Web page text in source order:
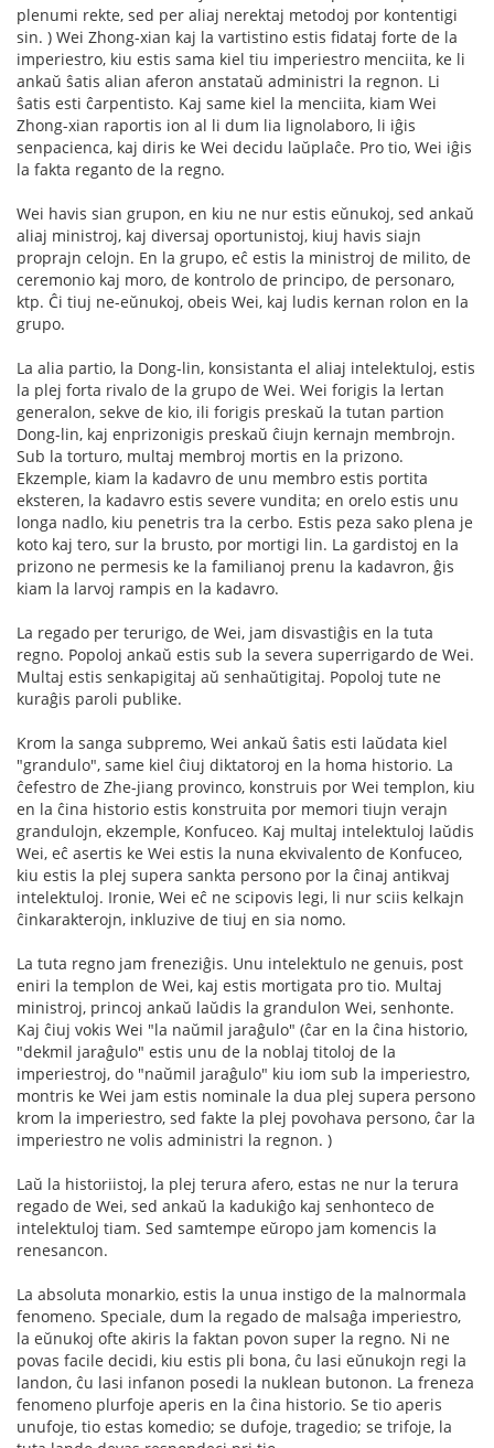
plenumi rekte, sed per aliaj nerektaj metodoj por kontentigi
sin. ) Wei Zhong-xian kaj la vartistino estis fidataj forte de la
imperiestro, kiu estis sama kiel tiu imperiestro menciita, ke li
ankaŭ ŝatis alian aferon anstataŭ administri la regnon. Li
ŝatis esti ĉarpentisto. Kaj same kiel la menciita, kiam Wei
Zhong-xian raportis ion al li dum lia lignolaboro, li iĝis
senpacienca, kaj diris ke Wei decidu laŭplaĉe. Pro tio, Wei iĝis
la fakta reganto de la regno.
Wei havis sian grupon, en kiu ne nur estis eŭnukoj, sed ankaŭ
aliaj ministroj, kaj diversaj oportunistoj, kiuj havis siajn
proprajn celojn. En la grupo, eĉ estis la ministroj de milito, de
ceremonio kaj moro, de kontrolo de principo, de personaro,
ktp. Ĉi tiuj ne-eŭnukoj, obeis Wei, kaj ludis kernan rolon en la
grupo.
La alia partio, la Dong-lin, konsistanta el aliaj intelektuloj, estis
la plej forta rivalo de la grupo de Wei. Wei forigis la lertan
generalon, sekve de kio, ili forigis preskaŭ la tutan partion
Dong-lin, kaj enprizonigis preskaŭ ĉiujn kernajn membrojn.
Sub la torturo, multaj membroj mortis en la prizono.
Ekzemple, kiam la kadavro de unu membro estis portita
eksteren, la kadavro estis severe vundita; en orelo estis unu
longa nadlo, kiu penetris tra la cerbo. Estis peza sako plena je
koto kaj tero, sur la brusto, por mortigi lin. La gardistoj en la
prizono ne permesis ke la familianoj prenu la kadavron, ĝis
kiam la larvoj rampis en la kadavro.
La regado per terurigo, de Wei, jam disvastiĝis en la tuta
regno. Popoloj ankaŭ estis sub la severa superrigardo de Wei.
Multaj estis senkapigitaj aŭ senhaŭtigitaj. Popoloj tute ne
kuraĝis paroli publike.
Krom la sanga subpremo, Wei ankaŭ ŝatis esti laŭdata kiel
"grandulo", same kiel ĉiuj diktatoroj en la homa historio. La
ĉefestro de Zhe-jiang provinco, konstruis por Wei templon, kiu
en la ĉina historio estis konstruita por memori tiujn verajn
grandulojn, ekzemple, Konfuceo. Kaj multaj intelektuloj laŭdis
Wei, eĉ asertis ke Wei estis la nuna ekvivalento de Konfuceo,
kiu estis la plej supera sankta persono por la ĉinaj antikvaj
intelektuloj. Ironie, Wei eĉ ne scipovis legi, li nur sciis kelkajn
ĉinkarakterojn, inkluzive de tiuj en sia nomo.
La tuta regno jam freneziĝis. Unu intelektulo ne genuis, post
eniri la templon de Wei, kaj estis mortigata pro tio. Multaj
ministroj, princoj ankaŭ laŭdis la grandulon Wei, senhonte.
Kaj ĉiuj vokis Wei "la naŭmil jaraĝulo" (ĉar en la ĉina historio,
"dekmil jaraĝulo" estis unu de la noblaj titoloj de la
imperiestroj, do "naŭmil jaraĝulo" kiu iom sub la imperiestro,
montris ke Wei jam estis nominale la dua plej supera persono
krom la imperiestro, sed fakte la plej povohava persono, ĉar la
imperiestro ne volis administri la regnon. )
Laŭ la historiistoj, la plej terura afero, estas ne nur la terura
regado de Wei, sed ankaŭ la kadukiĝo kaj senhonteco de
intelektuloj tiam. Sed samtempe eŭropo jam komencis la
renesancon.
La absoluta monarkio, estis la unua instigo de la malnormala
fenomeno. Speciale, dum la regado de malsaĝa imperiestro,
la eŭnukoj ofte akiris la faktan povon super la regno. Ni ne
povas facile decidi, kiu estis pli bona, ĉu lasi eŭnukojn regi la
landon, ĉu lasi infanon posedi la nuklean butonon. La freneza
fenomeno plurfoje aperis en la ĉina historio. Se tio aperis
unufoje, tio estas komedio; se dufoje, tragedio; se trifoje, la